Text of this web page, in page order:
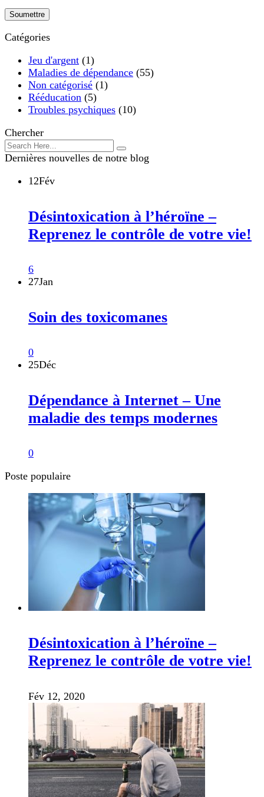
Catégories
Jeu d'argent (1)
Maladies de dépendance (55)
Non catégorisé (1)
Rééducation (5)
Troubles psychiques (10)
Chercher
Dernières nouvelles de notre blog
12Fév
Désintoxication à l’héroïne –
Reprenez le contrôle de votre vie!
6
27Jan
Soin des toxicomanes
0
25Déc
Dépendance à Internet – Une
maladie des temps modernes
0
Poste populaire
Désintoxication à l’héroïne –
Reprenez le contrôle de votre vie!
Fév 12, 2020